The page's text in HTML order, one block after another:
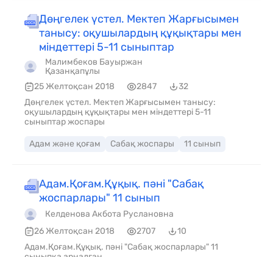
Дөңгелек үстел. Мектеп Жарғысымен
танысу: оқушылардың құқықтары мен
міндеттері 5-11 сыныптар
Малимбеков Бауыржан
Қазанқапұлы
25 Желтоқсан 2018
2847
32
Дөңгелек үстел. Мектеп Жарғысымен танысу:
оқушылардың құқықтары мен міндеттері 5-11
сыныптар жоспары
Адам және қоғам Сабақ жоспары 11 сынып
Адам.Қоғам.Құқық. пәні "Сабақ
жоспарлары" 11 сынып
Келденова Акбота Руслановна
26 Желтоқсан 2018
2707
10
Адам.Қоғам.Құқық. пәні "Сабақ жоспарлары" 11